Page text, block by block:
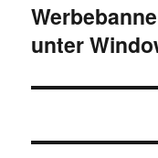
Nächster
Beitrag:
unter